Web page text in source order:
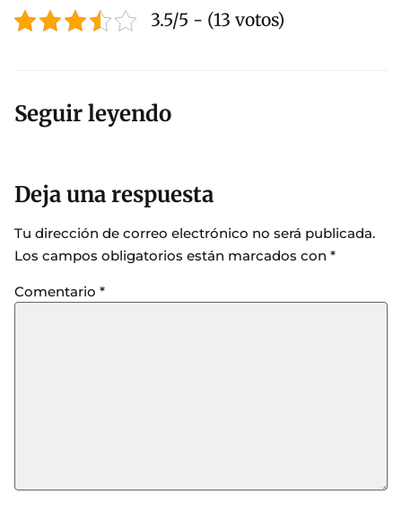
3.5/5 - (13 votos)
Seguir leyendo
Deja una respuesta
Tu dirección de correo electrónico no será publicada.
Los campos obligatorios están marcados con *
Comentario *